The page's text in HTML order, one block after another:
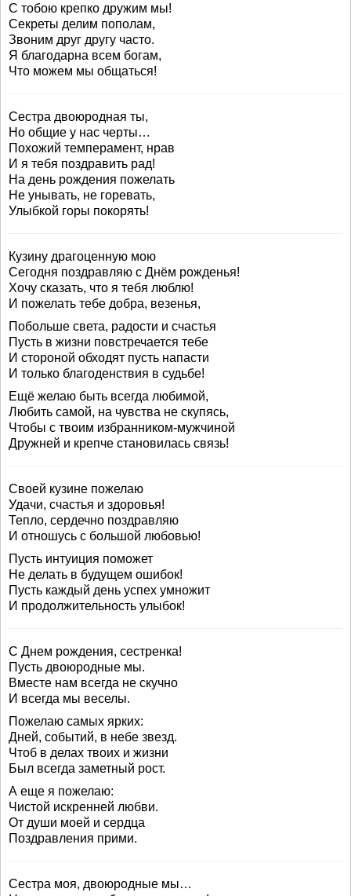
С тобою крепко дружим мы!
Секреты делим пополам,
Звоним друг другу часто.
Я благодарна всем богам,
Что можем мы общаться!
Сестра двоюродная ты,
Но общие у нас черты…
Похожий темперамент, нрав
И я тебя поздравить рад!
На день рождения пожелать
Не унывать, не горевать,
Улыбкой горы покорять!
Кузину драгоценную мою
Сегодня поздравляю с Днём рожденья!
Хочу сказать, что я тебя люблю!
И пожелать тебе добра, везенья,
Побольше света, радости и счастья
Пусть в жизни повстречается тебе
И стороной обходят пусть напасти
И только благоденствия в судьбе!
Ещё желаю быть всегда любимой,
Любить самой, на чувства не скупясь,
Чтобы с твоим избранником-мужчиной
Дружней и крепче становилась связь!
Своей кузине пожелаю
Удачи, счастья и здоровья!
Тепло, сердечно поздравляю
И отношусь с большой любовью!
Пусть интуиция поможет
Не делать в будущем ошибок!
Пусть каждый день успех умножит
И продолжительность улыбок!
С Днем рождения, сестренка!
Пусть двоюродные мы.
Вместе нам всегда не скучно
И всегда мы веселы.
Пожелаю самых ярких:
Дней, событий, в небе звезд.
Чтоб в делах твоих и жизни
Был всегда заметный рост.
А еще я пожелаю:
Чистой искренней любви.
От души моей и сердца
Поздравления прими.
Сестра моя, двоюродные мы…